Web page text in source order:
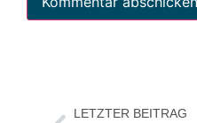
LETZTER BEITRAG